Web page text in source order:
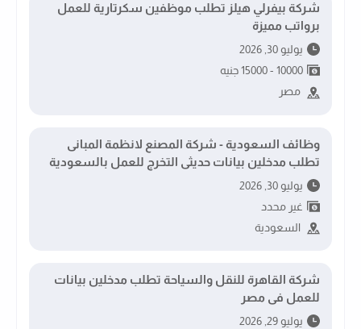
شركة بيفرلي هيلز تطلب موظفين سكرتارية للعمل
برواتب مميزة
يوليو 30, 2026
10000 - 15000 جنيه
مصر
وظائف السعودية - شركة المصنع لانظمة المبانى
تطلب مدخلين بيانات حديثى التخرج للعمل بالسعودية
يوليو 30, 2026
غير محدد
السعودية
شركة القاهرة للنقل والسياحة تطلب مدخلين بيانات
للعمل فى مصر
يوليو 29, 2026